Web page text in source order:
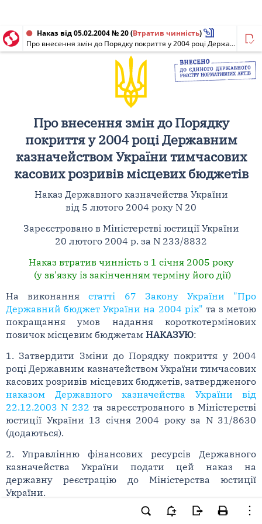
Наказ від 05.02.2004 № 20(Втратив чинність)
Про внесення змін до Порядку покриття у 2004 році Державним казначейством України тимчасових касових розривів місцевих бюджетів